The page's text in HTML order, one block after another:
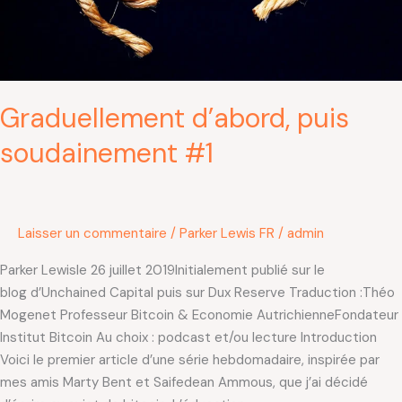
Graduellement d’abord, puis
soudainement #1
Laisser un commentaire / Parker Lewis FR / admin
Parker Lewisle 26 juillet 2019Initialement publié sur le
blog d’Unchained Capital puis sur Dux Reserve Traduction :Théo
Mogenet Professeur Bitcoin & Economie AutrichienneFondateur
Institut Bitcoin Au choix : podcast et/ou lecture Introduction
Voici le premier article d’une série hebdomadaire, inspirée par
mes amis Marty Bent et Saifedean Ammous, que j’ai décidé